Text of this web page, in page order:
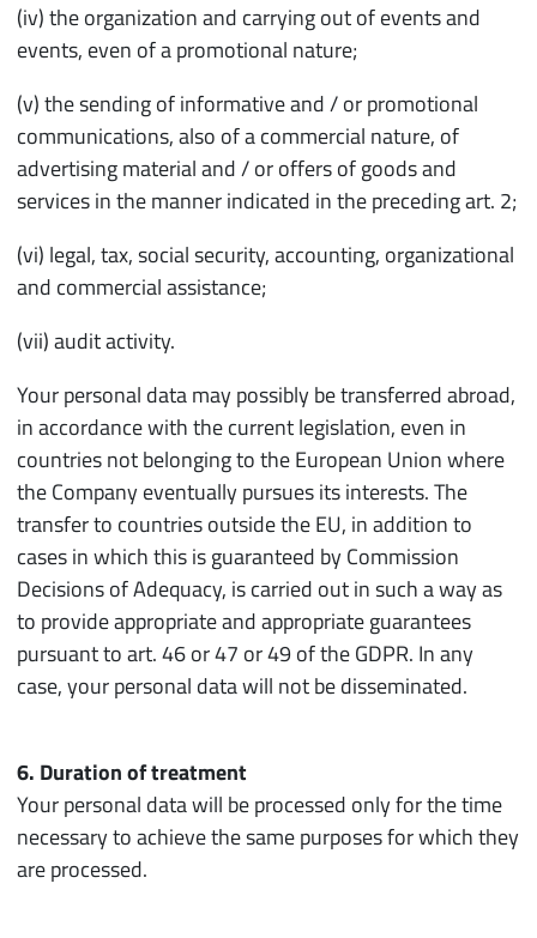
(iv) the organization and carrying out of events and
events, even of a promotional nature;
(v) the sending of informative and / or promotional
communications, also of a commercial nature, of
advertising material and / or offers of goods and
services in the manner indicated in the preceding art. 2;
(vi) legal, tax, social security, accounting, organizational
and commercial assistance;
(vii) audit activity.
Your personal data may possibly be transferred abroad,
in accordance with the current legislation, even in
countries not belonging to the European Union where
the Company eventually pursues its interests. The
transfer to countries outside the EU, in addition to
cases in which this is guaranteed by Commission
Decisions of Adequacy, is carried out in such a way as
to provide appropriate and appropriate guarantees
pursuant to art. 46 or 47 or 49 of the GDPR. In any
case, your personal data will not be disseminated.
6. Duration of treatment
Your personal data will be processed only for the time
necessary to achieve the same purposes for which they
are processed.